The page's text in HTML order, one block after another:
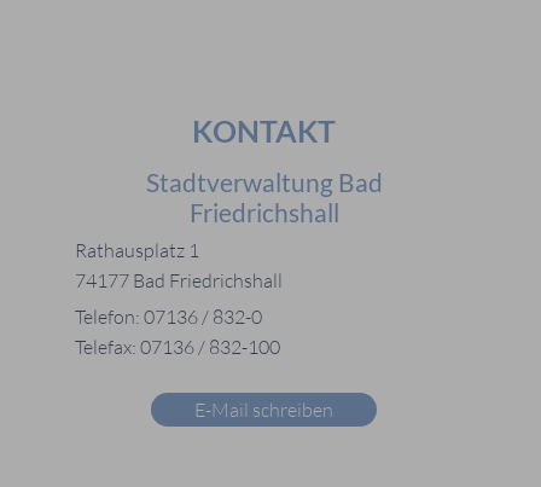
KONTAKT
Stadtverwaltung Bad
Friedrichshall
Rathausplatz 1
74177 Bad Friedrichshall
Telefon: 07136 / 832-0
Telefax: 07136 / 832-100
E-Mail schreiben